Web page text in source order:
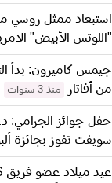
استبعاد ممثل روسي
"اللوتس الأبيض"
جيمس كاميرون: بدأ
من أفاتار
منذ 3 سنوات
حفل جوائز الجرامي:
سويفت تفوز بجائزة